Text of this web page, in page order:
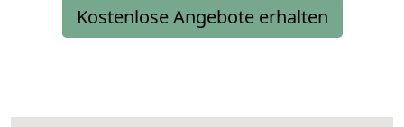
Kostenlose Angebote erhalten